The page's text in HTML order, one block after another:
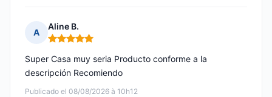
A
Aline B.
Nota: 5 de 5
Publicado el 08/08/2026 à 10h12
Super Casa muy seria Producto conforme a la
descripción Recomiendo